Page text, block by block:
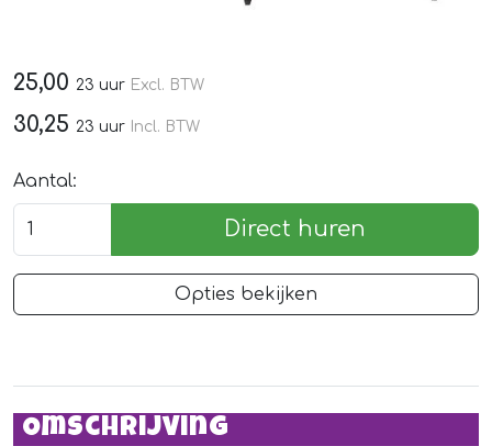
25,00 23 uur Excl. BTW
30,25 23 uur Incl. BTW
Aantal:
Direct huren
Opties bekijken
Omschrijving